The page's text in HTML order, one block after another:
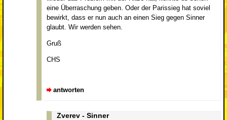
eine Überraschung geben. Oder der Parissieg hat soviel
bewirkt, dass er nun auch an einen Sieg gegen Sinner
glaubt. Wir werden sehen.
Gruß
CHS
antworten
Zverev - Sinner